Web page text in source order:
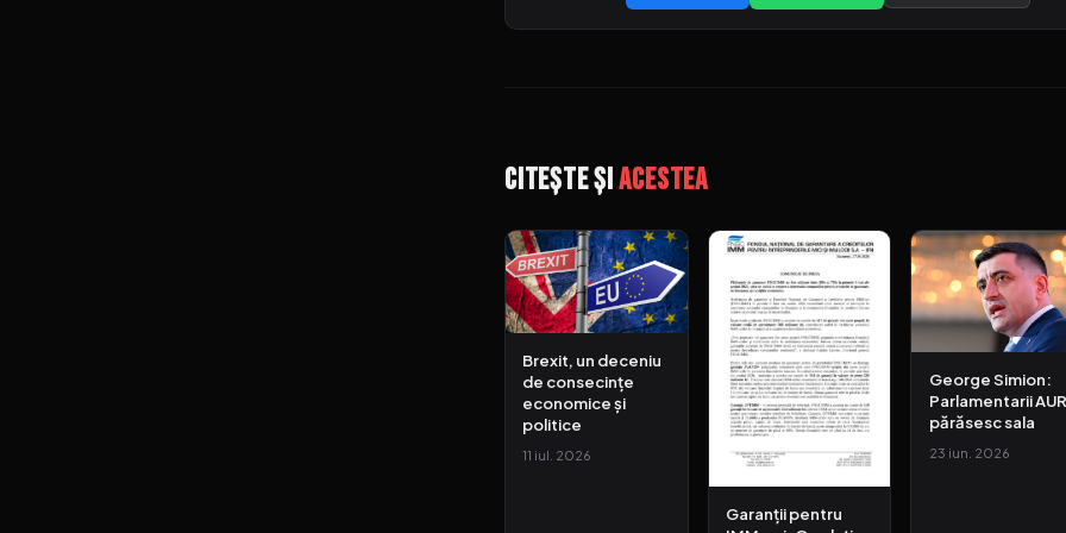
Citește șiacestea
Brexit, un deceniu
de consecințe
economice și
politice
11 iul. 2026
Garanții pentru
George Simion:
Parlamentarii AUR
părăsesc sala
23 iun. 2026